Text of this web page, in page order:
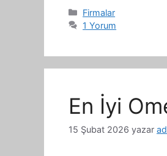
Kategoriler
Firmalar
1 Yorum
En İyi
15 Şubat 2026 yazar